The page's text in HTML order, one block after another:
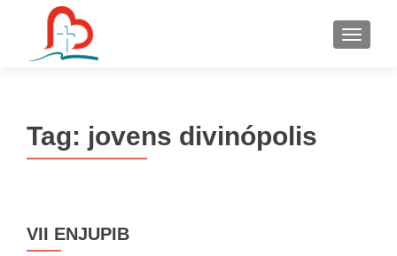
Tag: jovens divinópolis
VII ENJUPIB